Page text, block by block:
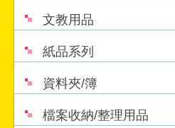
文教用品
紙品系列
資料夾/簿
檔案收納/整理用品